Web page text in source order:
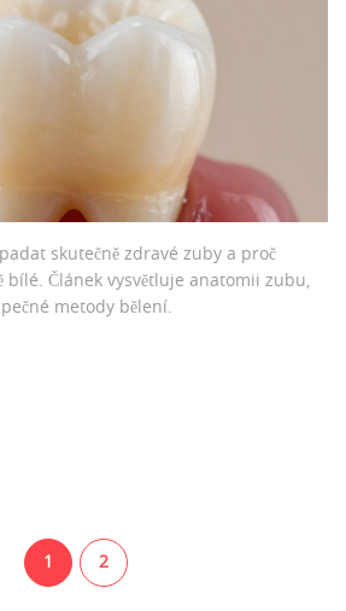
skutečně zdravé zuby a proč
bílé. Článek vysvětluje anatomii zubu,
metody bělení.
1 2